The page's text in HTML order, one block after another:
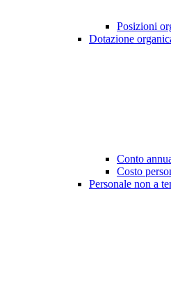
Posizioni
Dotazione
Conto
Costo
Personale non a